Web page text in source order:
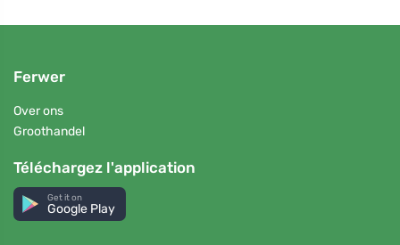
Ferwer
Over ons
Groothandel
Téléchargez l'application
Get it on
Google Play